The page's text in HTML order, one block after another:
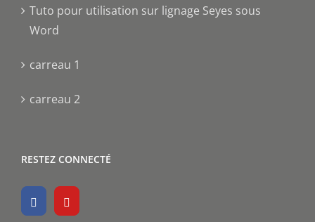
Tuto pour utilisation sur lignage Seyes sous
Word
carreau 1
carreau 2
RESTEZ CONNECTÉ